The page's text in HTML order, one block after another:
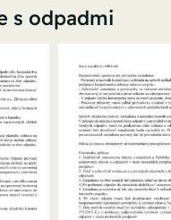
s odpadmi